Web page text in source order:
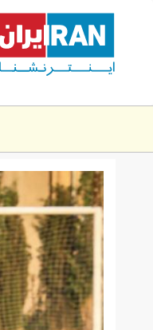
content
2518543.jpg